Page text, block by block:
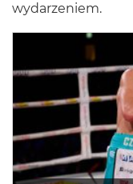
wydarzeniem.